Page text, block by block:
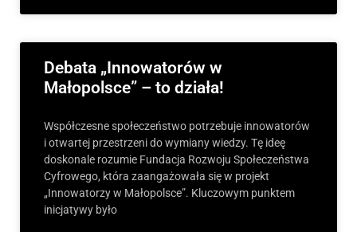
Debata „Innowatorów w
Małopolsce” – to działa!
Współczesne społeczeństwo potrzebuje innowatorów
i otwartej przestrzeni do wymiany wiedzy. Tę ideę
doskonale rozumie Fundacja Rozwoju Społeczeństwa
Cyfrowego, która zaangażowała się w projekt
„Innowatorzy w Małopolsce”. Kluczowym punktem
inicjatywy było